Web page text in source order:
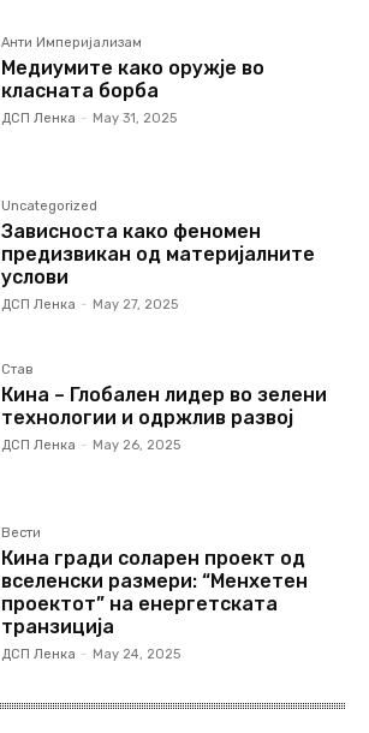
Анти Империјализам
Медиумите како оружје во
класната борба
ДСП Ленка - May 31, 2025
Uncategorized
Зависноста како феномен
предизвикан од материјалните
услови
ДСП Ленка - May 27, 2025
Став
Кина – Глобален лидер во зелени
технологии и одржлив развој
ДСП Ленка - May 26, 2025
Вести
Кина гради соларен проект од
вселенски размери: “Менхетен
проектот” на енергетската
транзиција
ДСП Ленка - May 24, 2025